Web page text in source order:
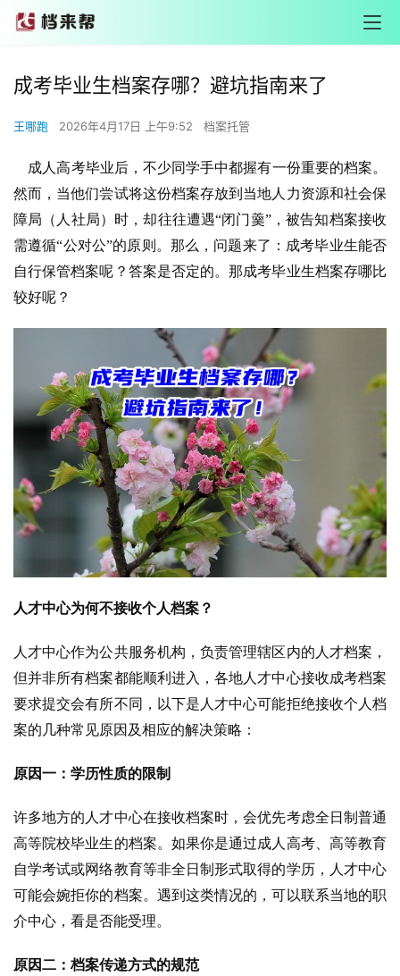
成考毕业生档案存哪？避坑指南来了
王哪跑 2026年4月17日 上午9:52 档案托管
成人高考毕业后，不少同学手中都握有一份重要的档案。
然而，当他们尝试将这份档案存放到当地人力资源和社会保
障局（人社局）时，却往往遭遇“闭门羹”，被告知档案接收
需遵循“公对公”的原则。那么，问题来了：成考毕业生能否
自行保管档案呢？答案是否定的。那成考毕业生档案存哪比
较好呢？
人才中心为何不接收个人档案？
人才中心作为公共服务机构，负责管理辖区内的人才档案，
但并非所有档案都能顺利进入，各地人才中心接收成考档案
要求提交会有所不同，以下是人才中心可能拒绝接收个人档
案的几种常见原因及相应的解决策略：
原因一：学历性质的限制
许多地方的人才中心在接收档案时，会优先考虑全日制普通
高等院校毕业生的档案。如果你是通过成人高考、高等教育
自学考试或网络教育等非全日制形式取得的学历，人才中心
可能会婉拒你的档案。遇到这类情况的，可以联系当地的职
介中心，看是否能受理。
原因二：档案传递方式的规范